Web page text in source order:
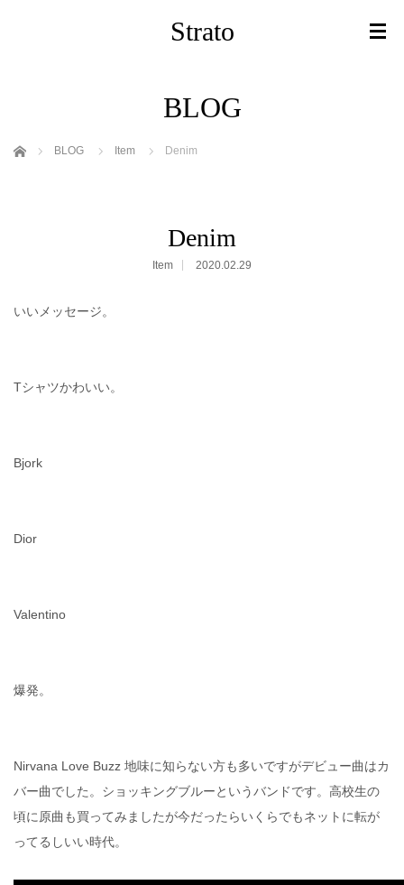
Strato
BLOG
ホーム BLOG Item Denim
Denim
Item 2020.02.29
いいメッセージ。
Tシャツかわいい。
Bjork
Dior
Valentino
爆発。
Nirvana Love Buzz 地味に知らない方も多いですがデビュー曲はカ
バー曲でした。ショッキングブルーというバンドです。高校生の
頃に原曲も買ってみましたが今だったらいくらでもネットに転が
ってるしいい時代。